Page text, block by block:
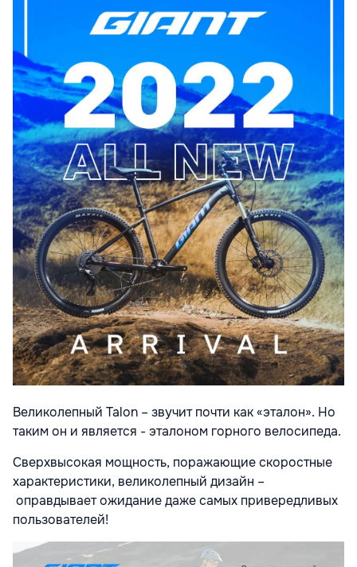
Великолепный Talon – звучит почти как «эталон». Но
таким он и является - эталоном горного велосипеда.
Сверхвысокая мощность, поражающие скоростные
характеристики, великолепный дизайн –
оправдывает ожидание даже самых привередливых
пользователей!